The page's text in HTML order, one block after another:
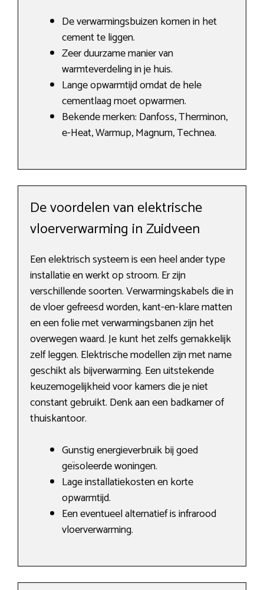
De verwarmingsbuizen komen in het
cement te liggen.
Zeer duurzame manier van
warmteverdeling in je huis.
Lange opwarmtijd omdat de hele
cementlaag moet opwarmen.
Bekende merken: Danfoss, Therminon,
e-Heat, Warmup, Magnum, Technea.
De voordelen van elektrische
vloerverwarming in Zuidveen
Een elektrisch systeem is een heel ander type
installatie en werkt op stroom. Er zijn
verschillende soorten. Verwarmingskabels die in
de vloer gefreesd worden, kant-en-klare matten
en een folie met verwarmingsbanen zijn het
overwegen waard. Je kunt het zelfs gemakkelijk
zelf leggen. Elektrische modellen zijn met name
geschikt als bijverwarming. Een uitstekende
keuzemogelijkheid voor kamers die je niet
constant gebruikt. Denk aan een badkamer of
thuiskantoor.
Gunstig energieverbruik bij goed
geïsoleerde woningen.
Lage installatiekosten en korte
opwarmtijd.
Een eventueel alternatief is infrarood
vloerverwarming.